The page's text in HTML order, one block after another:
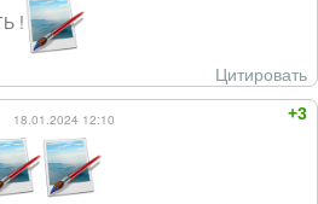
!
Цитировать
+3
18.01.2024 12:10